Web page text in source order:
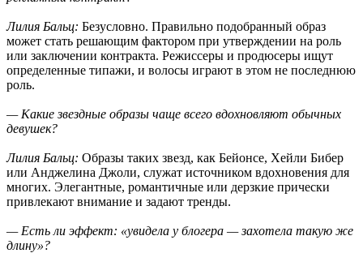
Лилия Бальц: Безусловно. Правильно подобранный образ
может стать решающим фактором при утверждении на роль
или заключении контракта. Режиссеры и продюсеры ищут
определенные типажи, и волосы играют в этом не последнюю
роль.
— Какие звездные образы чаще всего вдохновляют обычных
девушек?
Лилия Бальц: Образы таких звезд, как Бейонсе, Хейли Бибер
или Анджелина Джоли, служат источником вдохновения для
многих. Элегантные, романтичные или дерзкие прически
привлекают внимание и задают тренды.
— Есть ли эффект: «увидела у блогера — захотела такую же
длину»?